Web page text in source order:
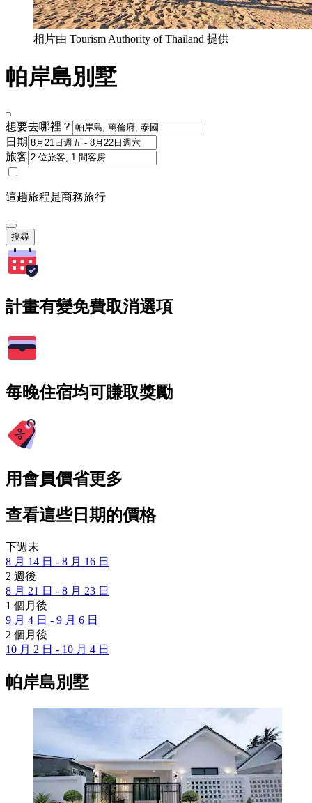
相片由 Tourism Authority of Thailand 提供
帕岸島別墅
想要去哪裡？
日期
旅客
這趟旅程是商務旅行
搜尋
計畫有變免費取消選項
每晚住宿均可賺取獎勵
用會員價省更多
查看這些日期的價格
下週末
8 月 14 日 - 8 月 16 日
2 週後
8 月 21 日 - 8 月 23 日
1 個月後
9 月 4 日 - 9 月 6 日
2 個月後
10 月 2 日 - 10 月 4 日
帕岸島別墅